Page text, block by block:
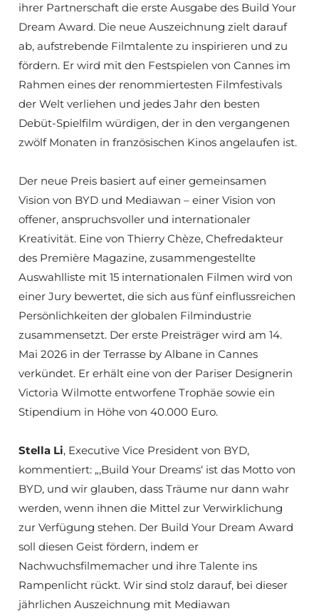
ihrer Partnerschaft die erste Ausgabe des Build Your
Dream Award. Die neue Auszeichnung zielt darauf
ab, aufstrebende Filmtalente zu inspirieren und zu
fördern. Er wird mit den Festspielen von Cannes im
Rahmen eines der renommiertesten Filmfestivals
der Welt verliehen und jedes Jahr den besten
Debüt-Spielfilm würdigen, der in den vergangenen
zwölf Monaten in französischen Kinos angelaufen ist.
Der neue Preis basiert auf einer gemeinsamen
Vision von BYD und Mediawan – einer Vision von
offener, anspruchsvoller und internationaler
Kreativität. Eine von Thierry Chèze, Chefredakteur
des Première Magazine, zusammengestellte
Auswahlliste mit 15 internationalen Filmen wird von
einer Jury bewertet, die sich aus fünf einflussreichen
Persönlichkeiten der globalen Filmindustrie
zusammensetzt. Der erste Preisträger wird am 14.
Mai 2026 in der Terrasse by Albane in Cannes
verkündet. Er erhält eine von der Pariser Designerin
Victoria Wilmotte entworfene Trophäe sowie ein
Stipendium in Höhe von 40.000 Euro.
Stella Li, Executive Vice President von BYD,
kommentiert: „‚Build Your Dreams‘ ist das Motto von
BYD, und wir glauben, dass Träume nur dann wahr
werden, wenn ihnen die Mittel zur Verwirklichung
zur Verfügung stehen. Der Build Your Dream Award
soll diesen Geist fördern, indem er
Nachwuchsfilmemacher und ihre Talente ins
Rampenlicht rückt. Wir sind stolz darauf, bei dieser
jährlichen Auszeichnung mit Mediawan